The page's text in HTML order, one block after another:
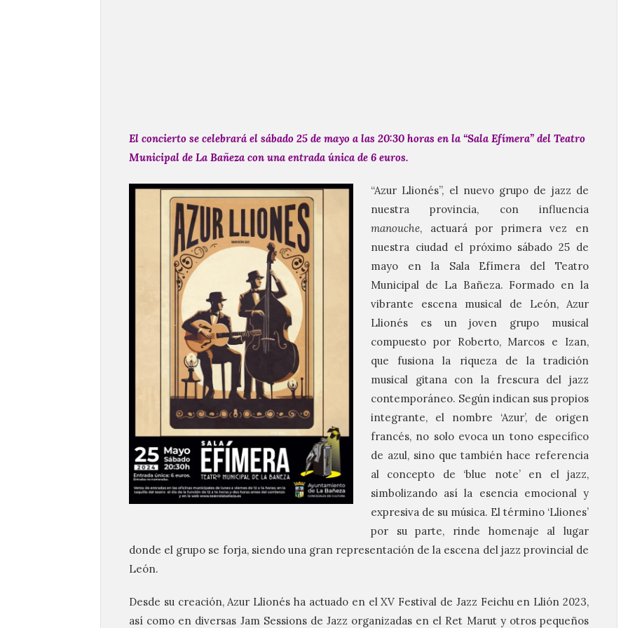
El concierto se celebrará el sábado 25 de mayo a las 20:30 horas en la “Sala Efímera” del Teatro
Municipal de La Bañeza con una entrada única de 6 euros.
“Azur Llionés”, el nuevo grupo de jazz de
nuestra provincia, con influencia
manouche, actuará por primera vez en
nuestra ciudad el próximo sábado 25 de
mayo en la Sala Efímera del Teatro
Municipal de La Bañeza. Formado en la
vibrante escena musical de León, Azur
Llionés es un joven grupo musical
compuesto por Roberto, Marcos e Izan,
que fusiona la riqueza de la tradición
musical gitana con la frescura del jazz
contemporáneo. Según indican sus propios
integrante, el nombre ‘Azur’, de origen
francés, no solo evoca un tono específico
de azul, sino que también hace referencia
al concepto de ‘blue note’ en el jazz,
simbolizando así la esencia emocional y
expresiva de su música. El término ‘Lliones’
por su parte, rinde homenaje al lugar
donde el grupo se forja, siendo una gran representación de la escena del jazz provincial de
León.
Desde su creación, Azur Llionés ha actuado en el XV Festival de Jazz Feichu en Llión 2023,
así como en diversas Jam Sessions de Jazz organizadas en el Ret Marut y otros pequeños